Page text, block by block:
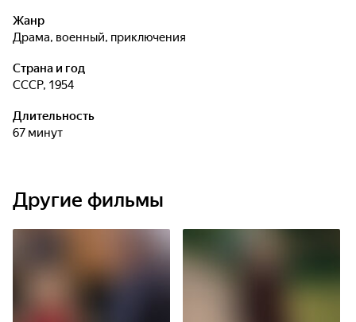
Жанр
драма, военный, приключения
Страна и год
СССР, 1954
Длительность
67 минут
Другие фильмы